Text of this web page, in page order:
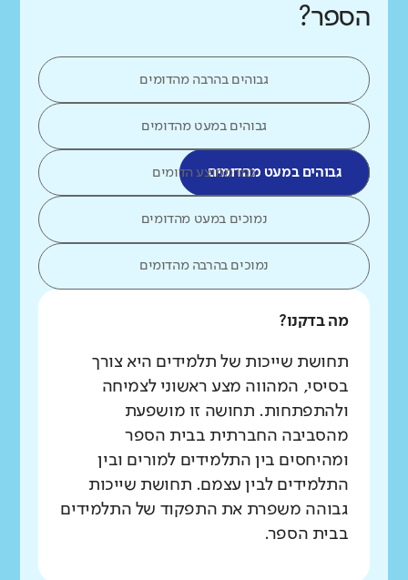
הספר?
גבוהים בהרבה מהדומים
גבוהים במעט מהדומים
גבוהים במעט מהדומיםכמו ממוצע הדומים
נמוכים במעט מהדומים
נמוכים בהרבה מהדומים
מה בדקנו?
תחושת שייכות של תלמידים היא צורך
בסיסי, המהווה מצע ראשוני לצמיחה
ולהתפתחות. תחושה זו מושפעת
מהסביבה החברתית בבית הספר
ומהיחסים בין התלמידים למורים ובין
התלמידים לבין עצמם. תחושת שייכות
גבוהה משפרת את התפקוד של התלמידים
בבית הספר.